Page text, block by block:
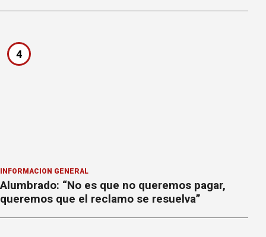
4
INFORMACION GENERAL
Alumbrado: “No es que no queremos pagar,
queremos que el reclamo se resuelva”